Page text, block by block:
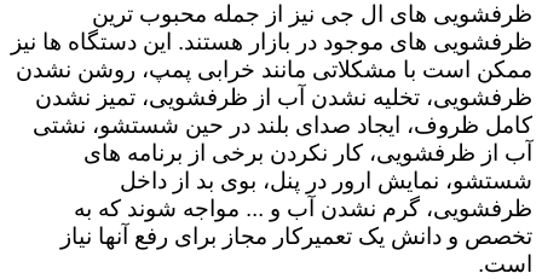
ظرفشویی های ال جی نیز از جمله محبوب ترین
ظرفشویی های موجود در بازار هستند. این دستگاه ها نیز
ممکن است با مشکلاتی مانند خرابی پمپ، روشن نشدن
ظرفشویی، تخلیه نشدن آب از ظرفشویی، تمیز نشدن
کامل ظروف، ایجاد صدای بلند در حین شستشو، نشتی
آب از ظرفشویی، کار نکردن برخی از برنامه های
شستشو، نمایش ارور در پنل، بوی بد از داخل
ظرفشویی، گرم نشدن آب و ... مواجه شوند که به
تخصص و دانش یک تعمیرکار مجاز برای رفع آنها نیاز
است.